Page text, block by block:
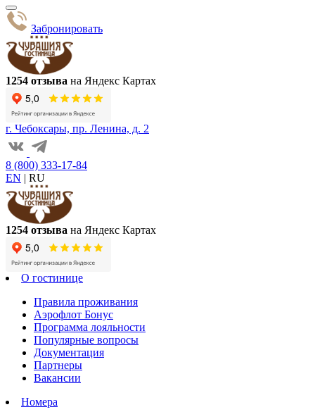
Забронировать
1254 отзыва на Яндекс Картах
г. Чебоксары, пр. Ленина, д. 2
8 (800) 333-17-84
EN | RU
1254 отзыва на Яндекс Картах
О гостинице
Правила проживания
Аэрофлот Бонус
Программа лояльности
Популярные вопросы
Документация
Партнеры
Вакансии
Номера